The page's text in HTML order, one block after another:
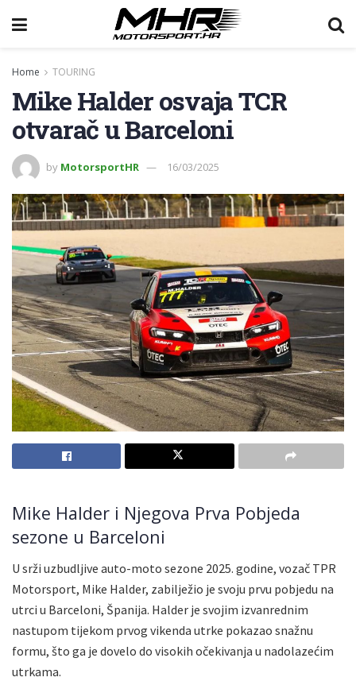
Home TOURING
Mike Halder osvaja TCR
otvarač u Barceloni
by MotorsportHR 16/03/2025
Mike Halder i Njegova Prva Pobjeda
sezone u Barceloni
U srži uzbudljive auto-moto sezone 2025. godine, vozač TPR
Motorsport, Mike Halder, zabilježio je svoju prvu pobjedu na
utrci u Barceloni, Španija. Halder je svojim izvanrednim
nastupom tijekom prvog vikenda utrke pokazao snažnu
formu, što ga je dovelo do visokih očekivanja u nadolazećim
utrkama.